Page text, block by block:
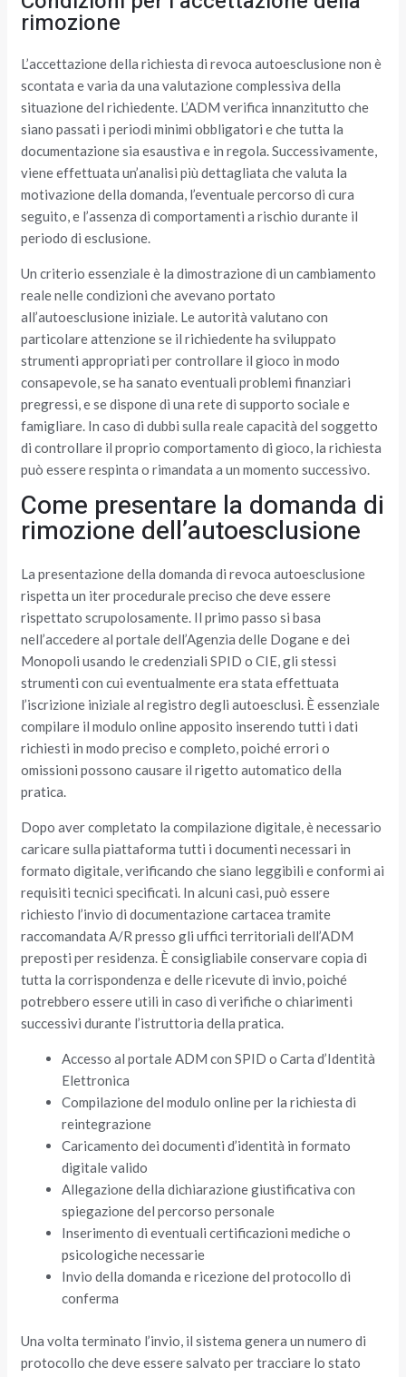
rimozione
L’accettazione della richiesta di revoca autoesclusione non è
scontata e varia da una valutazione complessiva della
situazione del richiedente. L’ADM verifica innanzitutto che
siano passati i periodi minimi obbligatori e che tutta la
documentazione sia esaustiva e in regola. Successivamente,
viene effettuata un’analisi più dettagliata che valuta la
motivazione della domanda, l’eventuale percorso di cura
seguito, e l’assenza di comportamenti a rischio durante il
periodo di esclusione.
Un criterio essenziale è la dimostrazione di un cambiamento
reale nelle condizioni che avevano portato
all’autoesclusione iniziale. Le autorità valutano con
particolare attenzione se il richiedente ha sviluppato
strumenti appropriati per controllare il gioco in modo
consapevole, se ha sanato eventuali problemi finanziari
pregressi, e se dispone di una rete di supporto sociale e
famigliare. In caso di dubbi sulla reale capacità del soggetto
di controllare il proprio comportamento di gioco, la richiesta
può essere respinta o rimandata a un momento successivo.
Come presentare la domanda di
rimozione dell’autoesclusione
La presentazione della domanda di revoca autoesclusione
rispetta un iter procedurale preciso che deve essere
rispettato scrupolosamente. Il primo passo si basa
nell’accedere al portale dell’Agenzia delle Dogane e dei
Monopoli usando le credenziali SPID o CIE, gli stessi
strumenti con cui eventualmente era stata effettuata
l’iscrizione iniziale al registro degli autoesclusi. È essenziale
compilare il modulo online apposito inserendo tutti i dati
richiesti in modo preciso e completo, poiché errori o
omissioni possono causare il rigetto automatico della
pratica.
Dopo aver completato la compilazione digitale, è necessario
caricare sulla piattaforma tutti i documenti necessari in
formato digitale, verificando che siano leggibili e conformi ai
requisiti tecnici specificati. In alcuni casi, può essere
richiesto l’invio di documentazione cartacea tramite
raccomandata A/R presso gli uffici territoriali dell’ADM
preposti per residenza. È consigliabile conservare copia di
tutta la corrispondenza e delle ricevute di invio, poiché
potrebbero essere utili in caso di verifiche o chiarimenti
successivi durante l’istruttoria della pratica.
Accesso al portale ADM con SPID o Carta d’Identità
Elettronica
Compilazione del modulo online per la richiesta di
reintegrazione
Caricamento dei documenti d’identità in formato
digitale valido
Allegazione della dichiarazione giustificativa con
spiegazione del percorso personale
Inserimento di eventuali certificazioni mediche o
psicologiche necessarie
Invio della domanda e ricezione del protocollo di
conferma
Una volta terminato l’invio, il sistema genera un numero di
protocollo che deve essere salvato per tracciare lo stato